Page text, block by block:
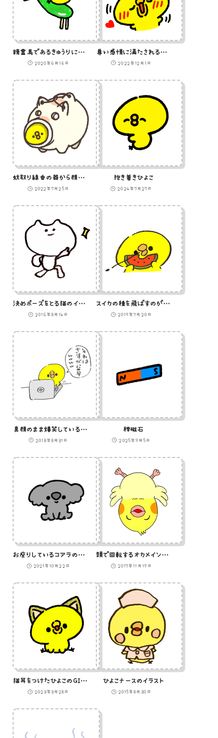
精霊馬であるきゅうりに乗って来るひよこのイラスト
2020年6月16日
尊い感情に満たされるひよこのイラスト
2022年12月1日
蚊取り線香の器から顔を出すひよこのイラスト
2022年7月25日
抱き着きひよこ
2024年7月27日
決めポーズをとる猫のイラスト
2016年8月14日
スイカの種を飛ばすのがうまいひよこのイラスト
2019年7月20日
真顔のまま爆笑していることを打ち込むひよこのイラスト
2018年8月31日
棒磁石
2025年9月5日
お座りしているコアラのイラスト
2021年10月22日
頭で回転するオカメインコのヒナ(GIFアニメ)
2017年11月19日
猫耳をつけたひよこのGIFアニメ
2023年3月28日
ひよこナースのイラスト
2015年8月30日